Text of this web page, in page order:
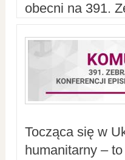
obecni na 391.
Tocząca się w
humanitarny –